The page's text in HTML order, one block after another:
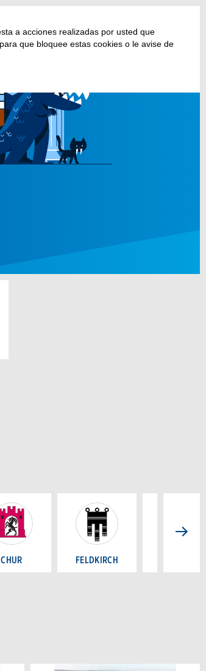
a acciones realizadas por usted que
que bloquee estas cookies o le avise de